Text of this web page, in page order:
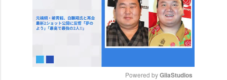
Powered by GliaStudios